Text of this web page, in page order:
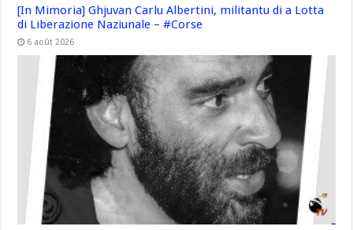
[In Mimoria] Ghjuvan Carlu Albertini, militantu di a Lotta
di Liberazione Naziunale – #Corse
6 août 2026